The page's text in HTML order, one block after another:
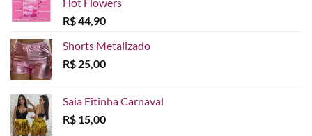
Hot Flowers
R$44,90
Shorts Metalizado
R$ 25,00
Saia Fitinha Carnaval
R$ 15,00